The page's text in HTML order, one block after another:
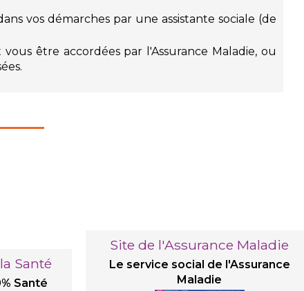
vos démarches par une assistante sociale (de
être accordées par l'Assurance Maladie, ou
Santé
Santé
Site de l'Assurance Maladie
Le service social de l'Assurance
Maladie